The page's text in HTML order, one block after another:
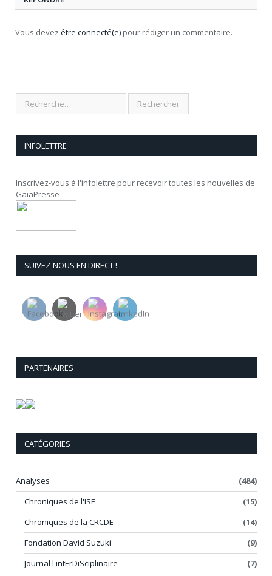
Vous devez être connecté(e) pour rédiger un commentaire.
INFOLETTRE
Inscrivez-vous à l'infolettre pour recevoir toutes les nouvelles de
GaïaPresse
SUIVEZ-NOUS EN DIRECT !
PARTENAIRES
CATÉGORIES
Analyses
(484)
Chroniques de l'ISE
(15)
Chroniques de la CRCDE
(14)
Fondation David Suzuki
(9)
Journal l'intErDiSciplinaire
(7)